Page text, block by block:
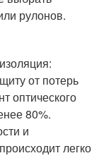
рулонов.
от потерь
оптического
80%.
и
легко